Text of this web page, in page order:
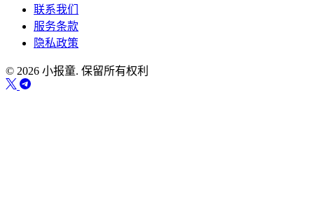
联系我们
服务条款
隐私政策
© 2026 小报童. 保留所有权利